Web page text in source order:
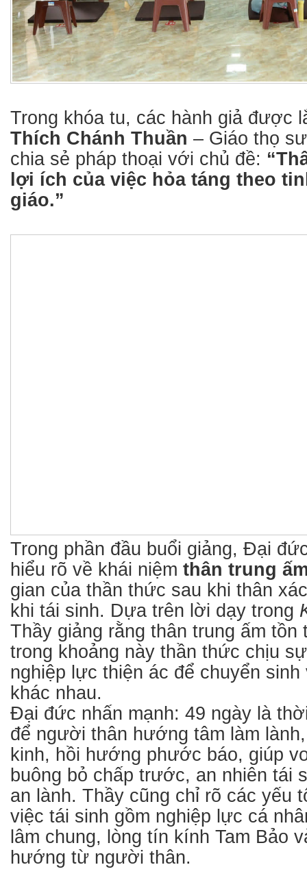
Trong khóa tu, các hành giả được
Thích Chánh Thuần – Giáo thọ
chia sẻ pháp thoại với chủ đề:
lợi ích của việc hỏa táng theo
giáo.”
Trong phần đầu buổi giảng, Đại
hiểu rõ về khái niệm thân trung
gian của thần thức sau khi thân
khi tái sinh. Dựa trên lời dạy trong
Thầy giảng rằng thân trung ấm tồn
trong khoảng này thần thức chịu
nghiệp lực thiện ác để chuyển
khác nhau.
Đại đức nhấn mạnh: 49 ngày là
để người thân hướng tâm làm
kinh, hồi hướng phước báo, giúp
buông bỏ chấp trước, an nhiên tái
an lành. Thầy cũng chỉ rõ các yếu
việc tái sinh gồm nghiệp lực cá
lâm chung, lòng tín kính Tam Bảo
hướng từ người thân.